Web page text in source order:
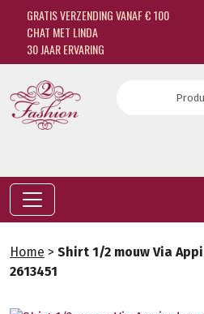
GRATIS VERZENDING VANAF € 100
CHAT MET LINDA
30 JAAR ERVARING
Home > Shirt 1/2 mouw Via
2613451